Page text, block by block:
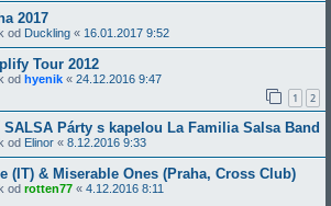
2017
od Duckling « 16.01.2017 9:52
Tour 2012
od hyenik « 24.12.2016 9:47
1 2
SALSA Párty s kapelou La Familia Salsa Band
od Elinor « 8.12.2016 9:33
(IT) & Miserable Ones (Praha, Cross Club)
od rotten77 « 4.12.2016 8:11